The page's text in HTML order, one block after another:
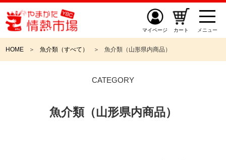
マイページ カート メニュー
HOME 魚介類（すべて） 魚介類（山形県内商品）
CATEGORY
魚介類（山形県内商品）